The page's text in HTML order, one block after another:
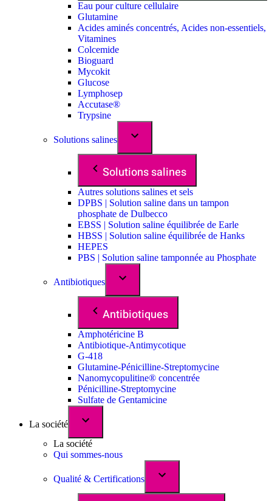
Eau pour culture cellulaire
Glutamine
Acides aminés concentrés, Acides non-essentiels,
Vitamines
Colcemide
Bioguard
Mycokit
Glucose
Lymphosep
Accutase®
Trypsine
Solutions salines
Solutions salines
Autres solutions salines et sels
DPBS | Solution saline dans un tampon
phosphate de Dulbecco
EBSS | Solution saline équilibrée de Earle
HBSS | Solution saline équilibrée de Hanks
HEPES
PBS | Solution saline tamponnée au Phosphate
Antibiotiques
Antibiotiques
Amphotéricine B
Antibiotique-Antimycotique
G-418
Glutamine-Pénicilline-Streptomycine
Nanomycopulitine® concentrée
Pénicilline-Streptomycine
Sulfate de Gentamicine
La société
La société
Qui sommes-nous
Qualité & Certifications